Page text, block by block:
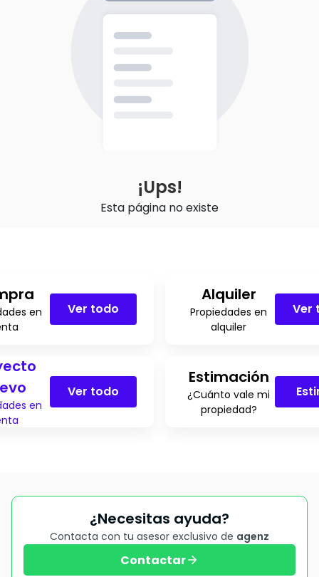
¡Ups!
Esta página no existe
en
Ver todo
Alquiler
Propiedades en
alquiler
Ver
en
Ver todo
Estimación
¿Cuánto vale mi
propiedad?
¿Necesitas ayuda?
Contacta con tu asesor exclusivo de agenz
Contactar